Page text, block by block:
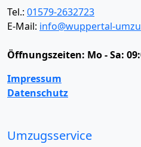
Tel.: 01579-2632723
E-Mail: info@wuppertal-
Öffnungszeiten: Mo - Sa:
Impressum
Datenschutz
Umzugsservice